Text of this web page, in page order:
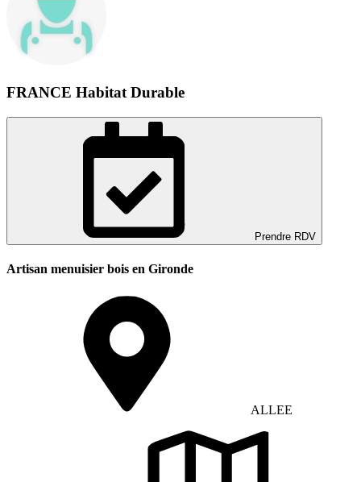
FRANCE Habitat Durable
Prendre RDV
Artisan menuisier bois en Gironde
ALLEE